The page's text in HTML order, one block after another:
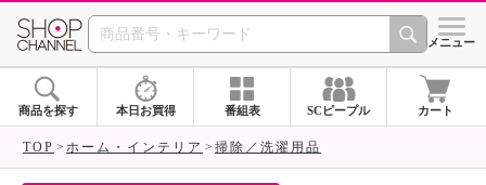
SHOP CHANNEL シメニュー
商品を探す 本日お買得 番組表 SCピープル カート
TOP ホーム・インテリア 掃除／洗濯用品